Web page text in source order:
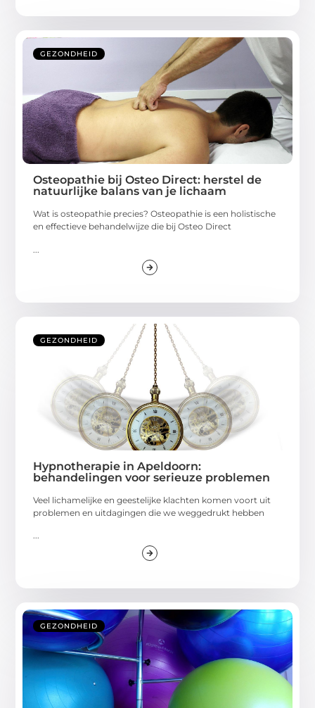
GEZONDHEID
Osteopathie bij Osteo Direct: herstel de
natuurlijke balans van je lichaam
Wat is osteopathie precies? Osteopathie is een holistische
en effectieve behandelwijze die bij Osteo Direct
GEZONDHEID
Hypnotherapie in Apeldoorn:
behandelingen voor serieuze problemen
Veel lichamelijke en geestelijke klachten komen voort uit
problemen en uitdagingen die we weggedrukt hebben
...
GEZONDHEID